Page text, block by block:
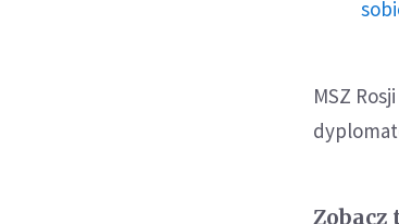
MSZ
Zobacz